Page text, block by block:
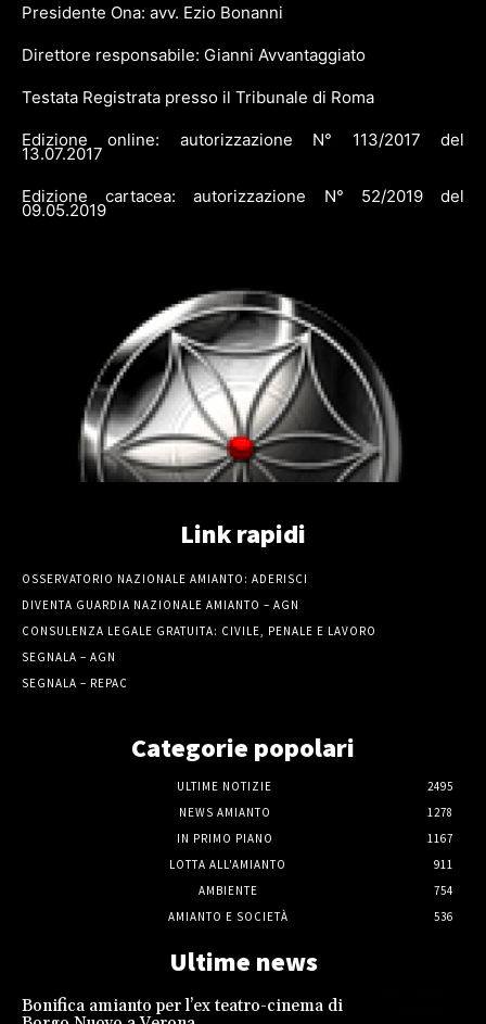
Presidente Ona: avv. Ezio Bonanni
Direttore responsabile: Gianni Avvantaggiato
Testata Registrata presso il Tribunale di Roma
Edizione online: autorizzazione N° 113/2017 del
13.07.2017
Edizione cartacea: autorizzazione N° 52/2019 del
09.05.2019
Link rapidi
OSSERVATORIO NAZIONALE AMIANTO: ADERISCI
DIVENTA GUARDIA NAZIONALE AMIANTO – AGN
CONSULENZA LEGALE GRATUITA: CIVILE, PENALE E LAVORO
SEGNALA – AGN
SEGNALA – REPAC
Categorie popolari
ULTIME NOTIZIE
2495
NEWS AMIANTO
1278
IN PRIMO PIANO
1167
LOTTA ALL'AMIANTO
911
AMBIENTE
754
AMIANTO E SOCIETÀ
536
Ultime news
Bonifica amianto per l’ex teatro-cinema di